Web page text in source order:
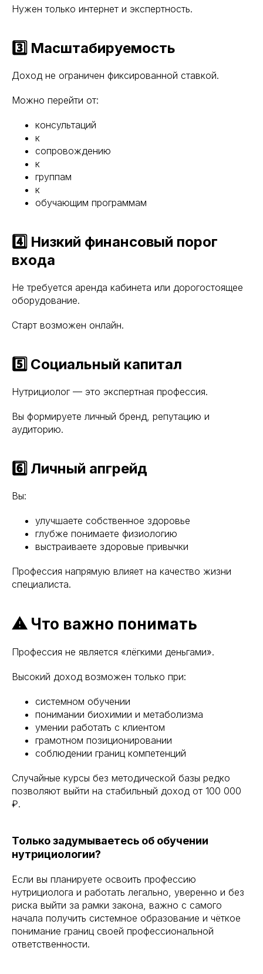
Нужен только интернет и экспертность.
3️⃣ Масштабируемость
Доход не ограничен фиксированной ставкой.
Можно перейти от:
консультаций
к
сопровождению
к
группам
к
обучающим программам
4️⃣ Низкий финансовый порог
входа
Не требуется аренда кабинета или дорогостоящее
оборудование.
Старт возможен онлайн.
5️⃣ Социальный капитал
Нутрициолог — это экспертная профессия.
Вы формируете личный бренд, репутацию и
аудиторию.
6️⃣ Личный апгрейд
Вы:
улучшаете собственное здоровье
глубже понимаете физиологию
выстраиваете здоровые привычки
Профессия напрямую влияет на качество жизни
специалиста.
⚠ Что важно понимать
Профессия не является «лёгкими деньгами».
Высокий доход возможен только при:
системном обучении
понимании биохимии и метаболизма
умении работать с клиентом
грамотном позиционировании
соблюдении границ компетенций
Случайные курсы без методической базы редко
позволяют выйти на стабильный доход от 100 000
₽.
Только задумываетесь об обучении
нутрициологии?
Если вы планируете освоить профессию
нутрициолога и работать легально, уверенно и без
риска выйти за рамки закона, важно с самого
начала получить системное образование и чёткое
понимание границ своей профессиональной
ответственности.